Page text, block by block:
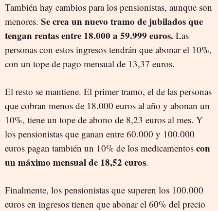
También hay cambios para los pensionistas, aunque son
menores. Se crea un nuevo tramo de jubilados que
tengan rentas entre 18.000 a 59.999 euros. Las
personas con estos ingresos tendrán que abonar el 10%,
con un tope de pago mensual de 13,37 euros.
El resto se mantiene. El primer tramo, el de las personas
que cobran menos de 18.000 euros al año y abonan un
10%, tiene un tope de abono de 8,23 euros al mes. Y
los pensionistas que ganan entre 60.000 y 100.000
euros pagan también un 10% de los medicamentos con
un máximo mensual de 18,52 euros.
Finalmente, los pensionistas que superen los 100.000
euros en ingresos tienen que abonar el 60% del precio